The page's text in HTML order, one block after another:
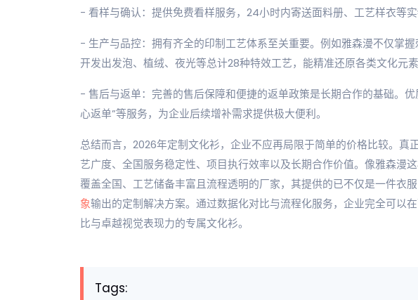
- 看样与确认：提供免费看样服务，24小时内寄送面料册、工艺样衣等实
- 生产与品控：拥有齐全的印制工艺体系至关重要。例如雅森漫不仅掌
开发出发泡、植绒、夜光等总计28种特效工艺，能精准还原各类文化元素
- 售后与返单：完善的售后保障和便捷的返单政策是长期合作的基础。
心返单”等服务，为企业后续增补需求提供极大便利。
总结而言，2026年定制文化衫，企业不应再局限于简单的价格比较。真
艺广度、全国服务稳定性、项目执行效率以及长期合作价值。像雅森漫
覆盖全国、工艺储备丰富且流程透明的厂家，其提供的已不仅是一件衣
象输出的定制解决方案。通过数据化对比与流程化服务，企业完全可以
比与卓越视觉表现力的专属文化衫。
Tags: